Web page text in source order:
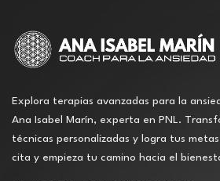
Explora terapias avanzadas para la
Ana Isabel Marín, experta en PNL.
técnicas personalizadas y logra tus
cita y empieza tu camino hacia el